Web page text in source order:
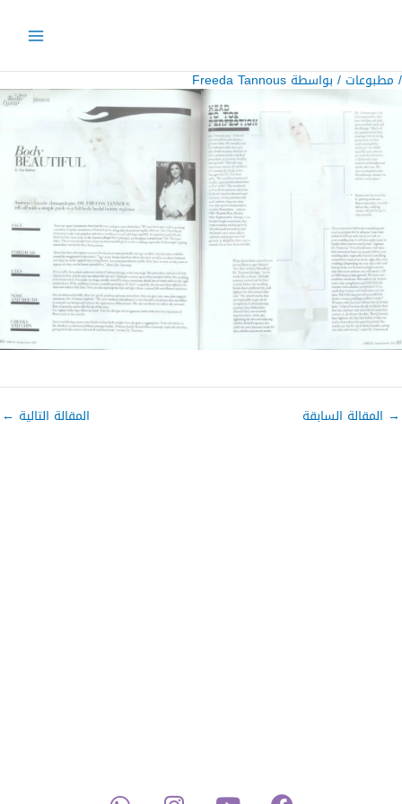
/مطبوعات/ بواسطةFreeda Tannous
→ المقالة السابقة المقالة التالية ←
F
Y
I
W